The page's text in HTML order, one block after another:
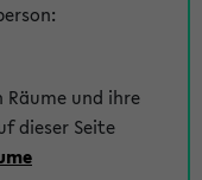
Räume und ihre
dieser Seite